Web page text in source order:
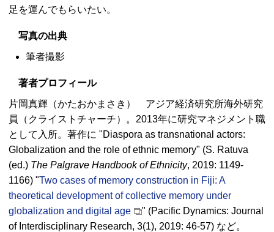
足を運んでもらいたい。
写真の出典
筆者撮影
著者プロフィール
片岡真輝（かたおかまさき） アジア経済研究所海外研究
員（クライストチャーチ）。2013年に研究マネジメント職
として入所。著作に "Diaspora as transnational actors:
Globalization and the role of ethnic memory" (S. Ratuva
(ed.) The Palgrave Handbook of Ethnicity, 2019: 1149-
1166) "Two cases of memory construction in Fiji: A
theoretical development of collective memory under
globalization and digital age
" (Pacific Dynamics: Journal
of Interdisciplinary Research, 3(1), 2019: 46-57) など。